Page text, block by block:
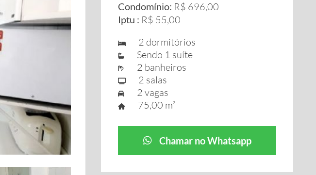
Condomínio: R$ 696,00
Iptu : R$ 55,00
2 dormitórios
Sendo 1 suíte
2 banheiros
2 salas
2 vagas
75,00 m²
Chamar no Whatsapp